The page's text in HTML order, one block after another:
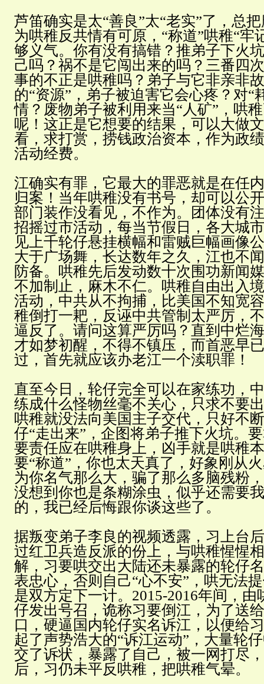
芦笛确实是太“善良”太“老实”了，总
为哄稚反共情有可原，“称道”哄稚“牢
够义气。你有没有搞错？推弟子下火
己吗？祸不是它闯出来的吗？三番四
事的不正是哄稚吗？弟子与它非亲非
的“资源”，弟子被迫害它会心疼？对“
情？废物弟子被利用来当“人矿”，哄
呢！这正是它想要的结果，可以大做
看，求打赏，捞钱政治资本，作为政
活动经费。
江确实有罪，它最大的罪恶就是在任
归案！当年哄稚没有书号，却可以公
部门装作没看见，不作为。团体没有
招摇过市活动，每当节假日，各大城
见上千轮仔悬挂横幅和雷贼巨幅画像
大于广场舞，长达数年之久，江也不
防备。哄稚先后发动数十次围功新闻
不加制止，麻木不仁。哄稚自由出入
活动，中共从不拘捕，比美国不知宽
稚倒打一耙，反诬中共管制太严厉，
逼反了。请问这算严厉吗？直到中烂
才如梦初醒，不得不镇压，而首恶早
过，首先就应该办老江一个渎职罪！
直至今日，轮仔完全可以在家练功，
练成什么怪物丝毫不关心，只求不要
哄稚就没法向美国主子交代，只好不
仔“走出来”，企图将弟子推下火坑。
要责任应在哄稚身上，凶手就是哄稚
要“称道”，你也太天真了，好象刚从
为你名气那么大，骗了那么多脑残粉
没想到你也是条糊涂虫，似乎还需要
的，我已经后悔跟你谈这些了。
据叛变弟子李良的视频透露，习上台
过红卫兵造反派的份上，与哄稚惺惺
解，习要哄交出大陆还未暴露的轮仔
表忠心，否则自己“心不安”，哄无法
是双方定下一计。2015-2016年间，
仔发出号召，诡称习要倒江，为了送
口，硬逼国内轮仔实名诉江，以便给
起了声势浩大的“诉江运动”，大量轮
交了诉状，暴露了自己，被一网打尽
后，习仍未平反哄稚，把哄稚气晕。